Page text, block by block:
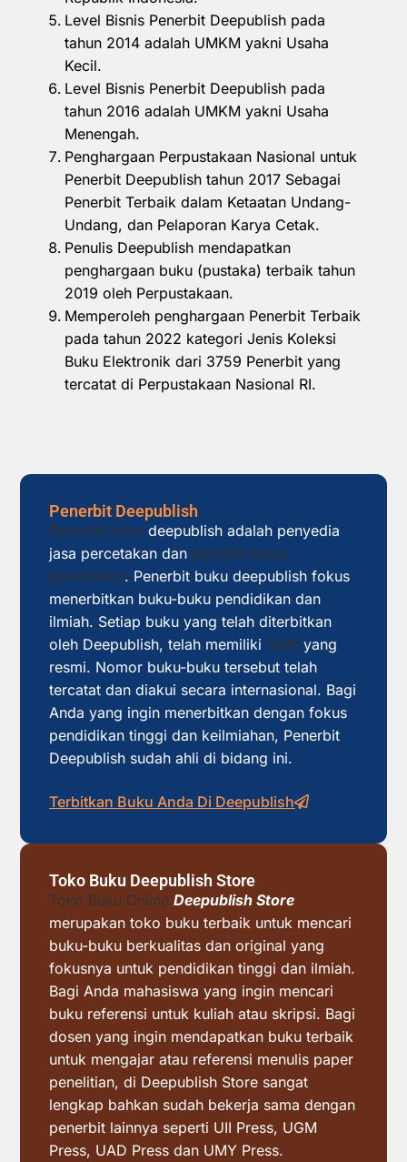
Level Bisnis Penerbit Deepublish pada
tahun 2014 adalah UMKM yakni Usaha
Kecil.
Level Bisnis Penerbit Deepublish pada
tahun 2016 adalah UMKM yakni Usaha
Menengah.
Penghargaan Perpustakaan Nasional untuk
Penerbit Deepublish tahun 2017 Sebagai
Penerbit Terbaik dalam Ketaatan Undang-
Undang, dan Pelaporan Karya Cetak.
Penulis Deepublish mendapatkan
penghargaan buku (pustaka) terbaik tahun
2019 oleh Perpustakaan.
Memperoleh penghargaan Penerbit Terbaik
pada tahun 2022 kategori Jenis Koleksi
Buku Elektronik dari 3759 Penerbit yang
tercatat di Perpustakaan Nasional RI.
Penerbit Deepublish
Penerbit buku deepublish adalah penyedia
jasa percetakan dan penerbit buku
pendidikan. Penerbit buku deepublish fokus
menerbitkan buku-buku pendidikan dan
ilmiah. Setiap buku yang telah diterbitkan
oleh Deepublish, telah memiliki ISBN yang
resmi. Nomor buku-buku tersebut telah
tercatat dan diakui secara internasional. Bagi
Anda yang ingin menerbitkan dengan fokus
pendidikan tinggi dan keilmiahan, Penerbit
Deepublish sudah ahli di bidang ini.
Terbitkan Buku Anda Di Deepublish
Toko Buku Deepublish Store
Toko Buku Online Deepublish Store
merupakan toko buku terbaik untuk mencari
buku-buku berkualitas dan original yang
fokusnya untuk pendidikan tinggi dan ilmiah.
Bagi Anda mahasiswa yang ingin mencari
buku referensi untuk kuliah atau skripsi. Bagi
dosen yang ingin mendapatkan buku terbaik
untuk mengajar atau referensi menulis paper
penelitian, di Deepublish Store sangat
lengkap bahkan sudah bekerja sama dengan
penerbit lainnya seperti UII Press, UGM
Press, UAD Press dan UMY Press.